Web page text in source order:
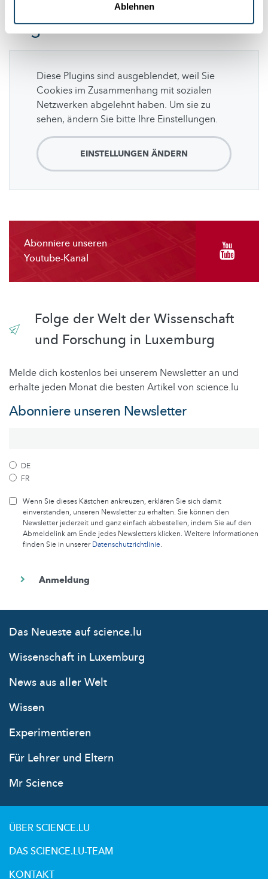
Ablehnen
Folgescience.lu
Diese Plugins sind ausgeblendet, weil Sie
Cookies im Zusammenhang mit sozialen
Netzwerken abgelehnt haben. Um sie zu
sehen, ändern Sie bitte Ihre Einstellungen.
EINSTELLUNGEN ÄNDERN
Abonniere unseren
Youtube-Kanal
Folge der Welt der Wissenschaft
und Forschung in Luxemburg
Melde dich kostenlos bei unserem Newsletter an und
erhalte jeden Monat die besten Artikel von science.lu
Abonniere unseren Newsletter
DE
FR
Wenn Sie dieses Kästchen ankreuzen, erklären Sie sich damit
einverstanden, unseren Newsletter zu erhalten. Sie können den
Newsletter jederzeit und ganz einfach abbestellen, indem Sie auf den
Abmeldelink am Ende jedes Newsletters klicken. Weitere Informationen
finden Sie in unsererDatenschutzrichtlinie.
Das Neueste auf science.lu
Wissenschaft in Luxemburg
News aus aller Welt
Wissen
Experimentieren
Für Lehrer und Eltern
Mr Science
ÜBER SCIENCE.LU
DAS SCIENCE.LU-TEAM
KONTAKT